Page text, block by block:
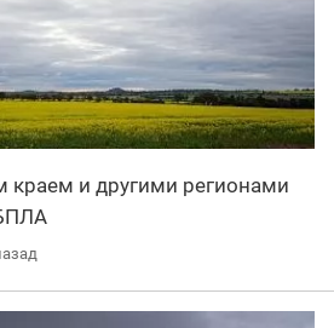
краем и другими регионами